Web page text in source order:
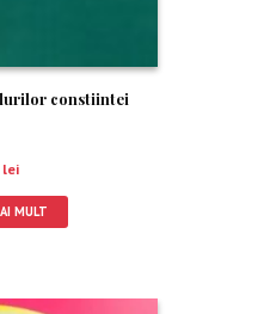
constiintei
lei
MULT